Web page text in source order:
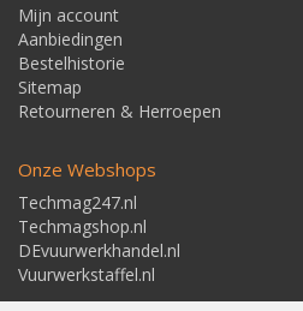
Mijn account
Aanbiedingen
Bestelhistorie
Sitemap
Retourneren & Herroepen
Onze Webshops
Techmag247.nl
Techmagshop.nl
DEvuurwerkhandel.nl
Vuurwerkstaffel.nl